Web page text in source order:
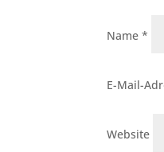
Name*
E-Mail-
Website